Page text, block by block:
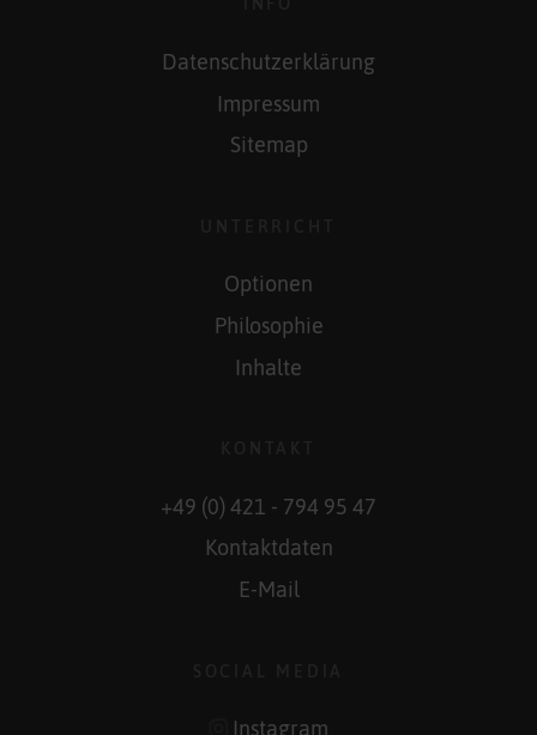
Datenschutzerklärung
Impressum
Sitemap
Optionen
Philosophie
Inhalte
+49 (0) 421 - 794 95 47
Kontaktdaten
E-Mail
Instagram